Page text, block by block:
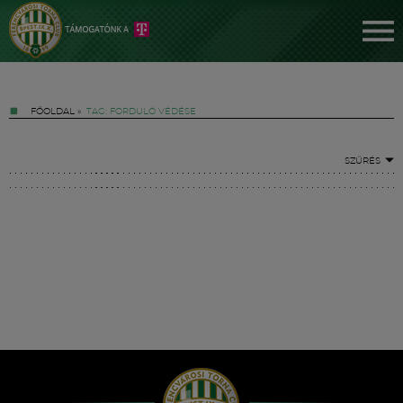
FŐOLDAL » TAG: FORDULÓ VÉDÉSE
SZŰRÉS
Hírek